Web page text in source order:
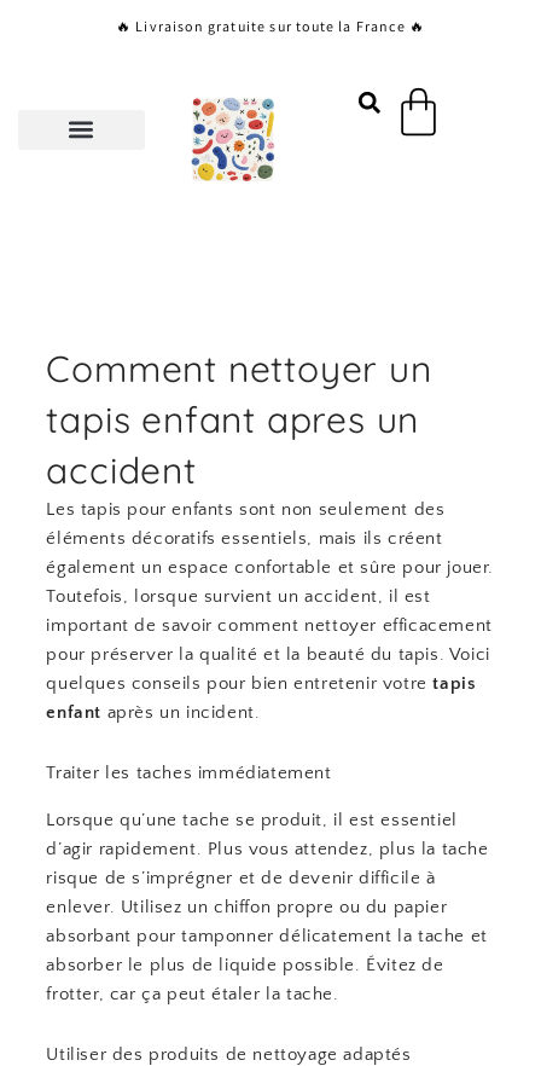
🔥 Livraison gratuite sur toute la France 🔥
Panier
Comment nettoyer un
tapis enfant apres un
accident
Les tapis pour enfants sont non seulement des
éléments décoratifs essentiels, mais ils créent
également un espace confortable et sûre pour jouer.
Toutefois, lorsque survient un accident, il est
important de savoir comment nettoyer efficacement
pour préserver la qualité et la beauté du tapis. Voici
quelques conseils pour bien entretenir votretapis
enfant après un incident.
Traiter les taches immédiatement
Lorsque qu’une tache se produit, il est essentiel
d’agir rapidement. Plus vous attendez, plus la tache
risque de s’imprégner et de devenir difficile à
enlever. Utilisez un chiffon propre ou du papier
absorbant pour tamponner délicatement la tache et
absorber le plus de liquide possible. Évitez de
frotter, car ça peut étaler la tache.
Utiliser des produits de nettoyage adaptés